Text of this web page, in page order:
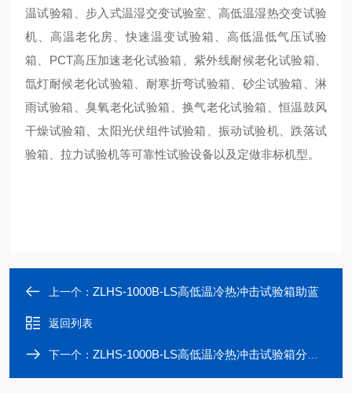
温试验箱、步入式温湿交变试验室、高低温湿热交变试验
机、高温老化房、快速温变试验箱、高低温低气压试验
箱、PCT高压加速老化试验箱、紫外线耐候老化试验箱、
氙灯耐候老化试验箱、耐寒折弯试验箱、砂尘试验箱、淋
雨试验箱、臭氧老化试验箱、换气老化试验箱、恒温鼓风
干燥试验箱、太阳光伏组件试验箱、振动试验机、跌落试
验箱、拉力试验机等可靠性试验设备以及定做非标机型。
上一个： ZLHS-1000B-LS高低温冷热冲击试验箱助蓝
返回列表
下一个： ZLHS-1000B-LS高低温冷热冲击试验箱分几种